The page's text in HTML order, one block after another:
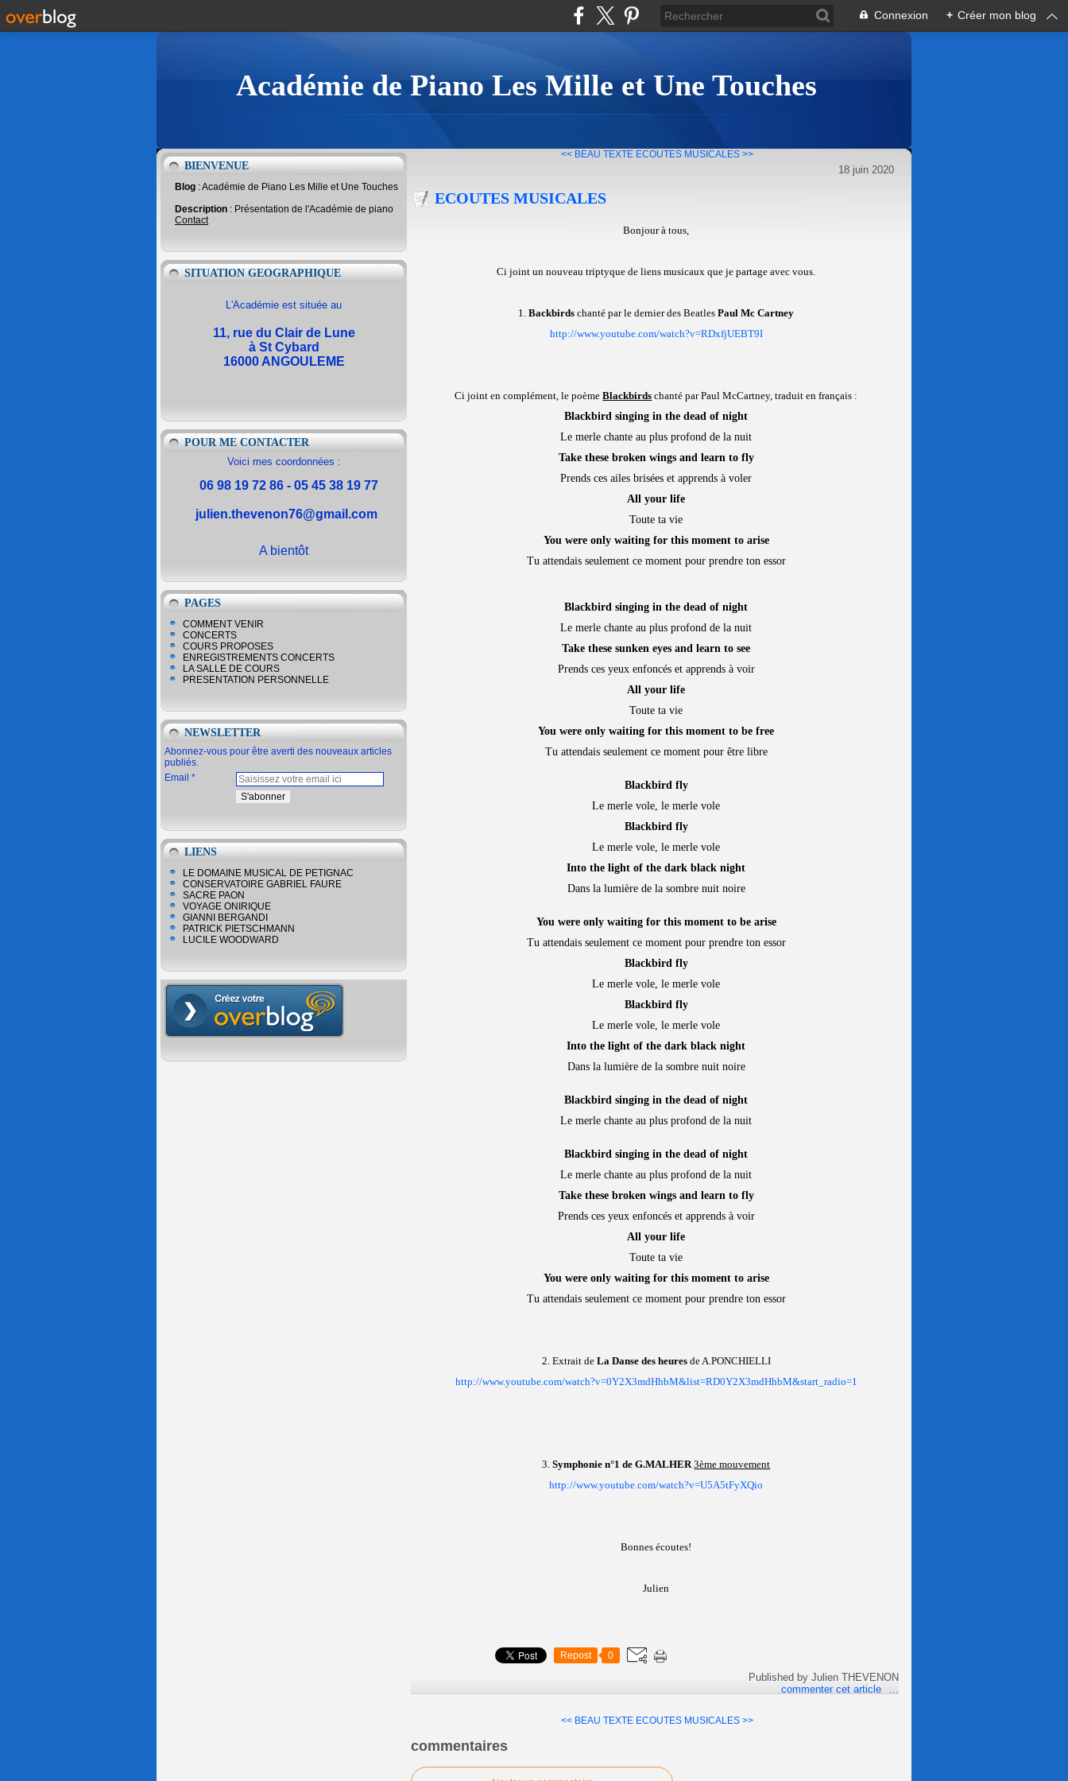
Connexion + Créer mon blog
Académie de Piano Les Mille et Une Touches
BIENVENUE
Blog : Académie de Piano Les Mille et Une Touches
Description : Présentation de l'Académie de piano
Contact
SITUATION GEOGRAPHIQUE
L'Académie est située au
11, rue du Clair de Lune
à St Cybard
16000 ANGOULEME
POUR ME CONTACTER
Voici mes coordonnées :
06 98 19 72 86 - 05 45 38 19 77
julien.thevenon76@gmail.com
A bientôt
PAGES
COMMENT VENIR
CONCERTS
COURS PROPOSES
ENREGISTREMENTS CONCERTS
LA SALLE DE COURS
PRESENTATION PERSONNELLE
NEWSLETTER
Abonnez-vous pour être averti des nouveaux articles
publiés.
Email
LIENS
LE DOMAINE MUSICAL DE PETIGNAC
CONSERVATOIRE GABRIEL FAURE
SACRE PAON
VOYAGE ONIRIQUE
GIANNI BERGANDI
PATRICK PIETSCHMANN
LUCILE WOODWARD
<< BEAU TEXTE ECOUTES MUSICALES >>
18 juin 2020
ECOUTES MUSICALES
Bonjour à tous,
Ci joint un nouveau triptyque de liens musicaux que je partage avec vous.
1.Backbirds chanté par le dernier des BeatlesPaul Mc Cartney
http://www.youtube.com/watch?v=RDxfjUEBT9I
Ci joint en complément, le poème Blackbirds chanté par Paul McCartney, traduit en français :
Blackbird singing in the dead of night
Le merle chante au plus profond de la nuit
Take these broken wings and learn to fly
Prends ces ailes brisées et apprends à voler
All your life
Toute ta vie
You were only waiting for this moment to arise
Tu attendais seulement ce moment pour prendre ton essor
Blackbird singing in the dead of night
Le merle chante au plus profond de la nuit
Take these sunken eyes and learn to see
Prends ces yeux enfoncés et apprends à voir
All your life
Toute ta vie
You were only waiting for this moment to be free
Tu attendais seulement ce moment pour être libre
Blackbird fly
Le merle vole, le merle vole
Blackbird fly
Le merle vole, le merle vole
Into the light of the dark black night
Dans la lumière de la sombre nuit noire
You were only waiting for this moment to be arise
Tu attendais seulement ce moment pour prendre ton essor
Blackbird fly
Le merle vole, le merle vole
Blackbird fly
Le merle vole, le merle vole
Into the light of the dark black night
Dans la lumière de la sombre nuit noire
Blackbird singing in the dead of night
Le merle chante au plus profond de la nuit
Blackbird singing in the dead of night
Le merle chante au plus profond de la nuit
Take these broken wings and learn to fly
Prends ces yeux enfoncés et apprends à voir
All your life
Toute ta vie
You were only waiting for this moment to arise
Tu attendais seulement ce moment pour prendre ton essor
2. Extrait de La Danse des heuresde A.PONCHIELLI
http://www.youtube.com/watch?v=0Y2X3mdHhbM&list=RD0Y2X3mdHhbM&start_radio=1
3.Symphonie n°1 de G.MALHER 3ème mouvement
http://www.youtube.com/watch?v=U5A5tFyXQio
Bonnes écoutes!
Julien
Repost 0
Published by Julien THEVENON
commenter cet article
…
<< BEAU TEXTE ECOUTES MUSICALES >>
commentaires